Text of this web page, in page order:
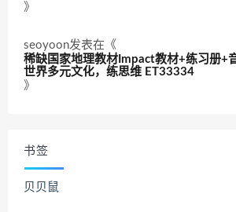
》
seoyoon发表在《
稀缺国家地理教材Impact教材+练习册+
世界多元文化，练思维 ET33334
》
书签
贝贝鼠